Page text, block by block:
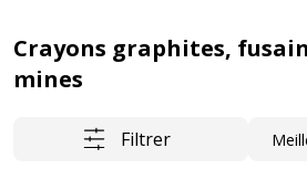
Crayons graphites,
mines
Filtrer Trier